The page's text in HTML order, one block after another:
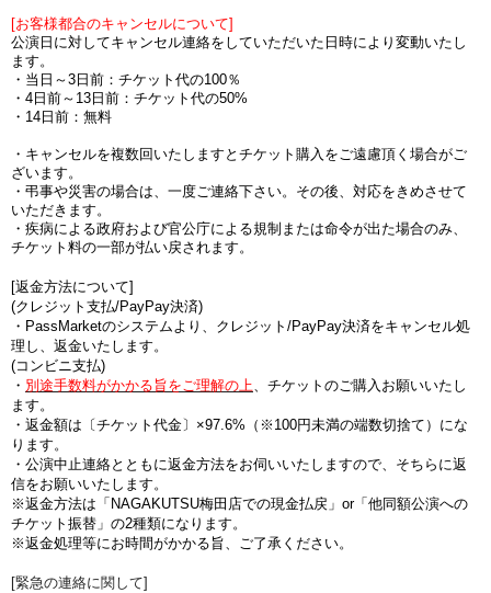
[お客様都合のキャンセルについて]
公演日に対してキャンセル連絡をしていただいた日時により変動いたし
ます。
・当日～3日前：チケット代の100％
・4日前～13日前：チケット代の50%
・14日前：無料
・キャンセルを複数回いたしますとチケット購入をご遠慮頂く場合がご
ざいます。
・弔事や災害の場合は、一度ご連絡下さい。その後、対応をきめさせて
いただきます。
・疾病による政府および官公庁による規制または命令が出た場合のみ、
チケット料の一部が払い戻されます。
[返金方法について]
(クレジット支払/PayPay決済)
・PassMarketのシステムより、クレジット/PayPay決済をキャンセル処
理し、返金いたします。
(コンビニ支払)
・ 別途手数料がかかる旨をご理解の上、チケットのご購入お願いいたし
ます。
・ 返金額は〔チケット代金〕×97.6%（※100円未満の端数切捨て ）にな
ります。
・公演中止連絡とともに返金方法をお伺いいたしますので、そちらに返
信をお願いいたします。
※返金方法は「NAGAKUTSU梅田店での現金払戻」or「他同額公演への
チケット振替」の2種類になります。
※返金処理等にお時間がかかる旨、ご了承ください。
[緊急の連絡に関して]